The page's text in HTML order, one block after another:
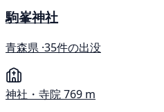
駒峯神社
青森県 ·35件の出没
神社・寺院769 m